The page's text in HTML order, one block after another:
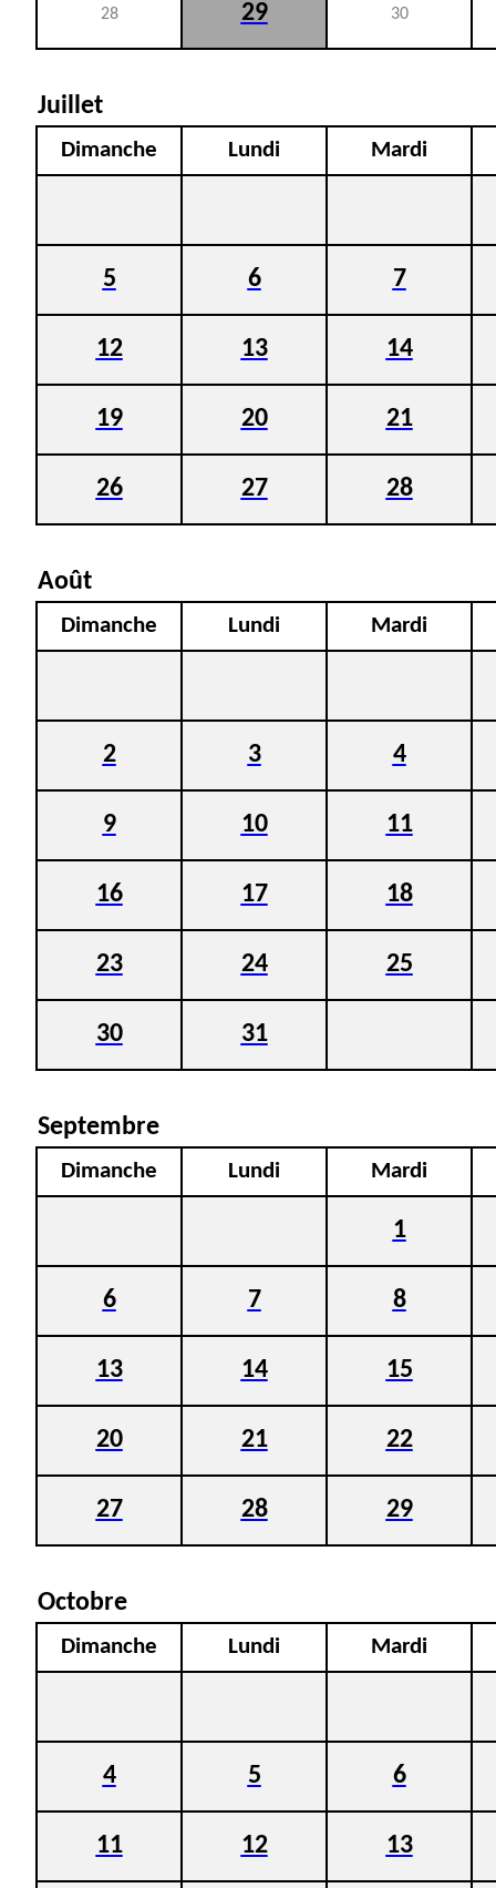
28 29 30
Juillet
Dimanche Lundi Mardi
5 6 7
12 13 14
19 20 21
26 27 28
Août
Dimanche Lundi Mardi
2 3 4
9 10 11
16 17 18
23 24 25
30 31
Septembre
Dimanche Lundi Mardi
1
6 7 8
13 14 15
20 21 22
27 28 29
Octobre
Dimanche Lundi Mardi
4 5 6
11 12 13